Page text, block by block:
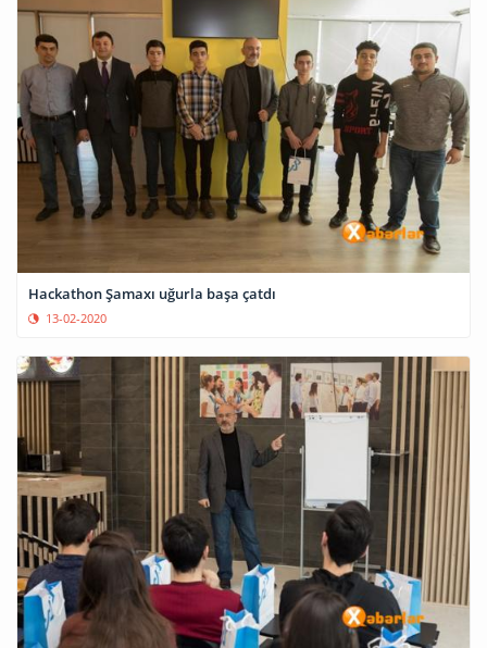
Hackathon Şamaxı uğurla başa çatdı
13-02-2020